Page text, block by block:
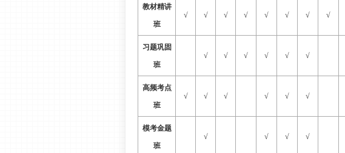
教材精讲
班
√ √ √ √ √ √ √ √
习题巩固
班
√ √ √ √ √ √
高频考点
班
√ √ √ √ √ √
模考金题
班
√ √ √ √